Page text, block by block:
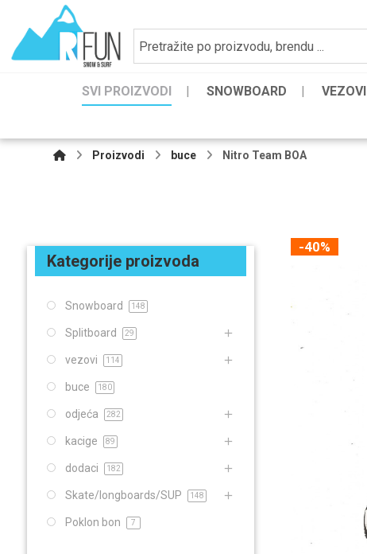
SVI PROIZVODI SNOWBOARD VEZOVI
Proizvodi buce Nitro Team BOA
-40%
Kategorije proizvoda
Snowboard 148
Splitboard 29
vezovi 114
buce 180
odjeća 282
kacige 89
dodaci 182
Skate/longboards/SUP 148
Poklon bon 7